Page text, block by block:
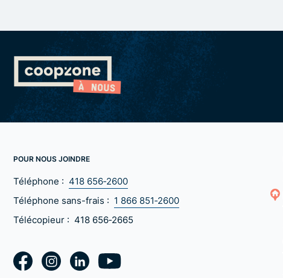
POUR NOUS JOINDRE
Téléphone : 418 656‑2600
Téléphone sans-frais : 1 866 851‑2600
Télécopieur : 418 656‑2665